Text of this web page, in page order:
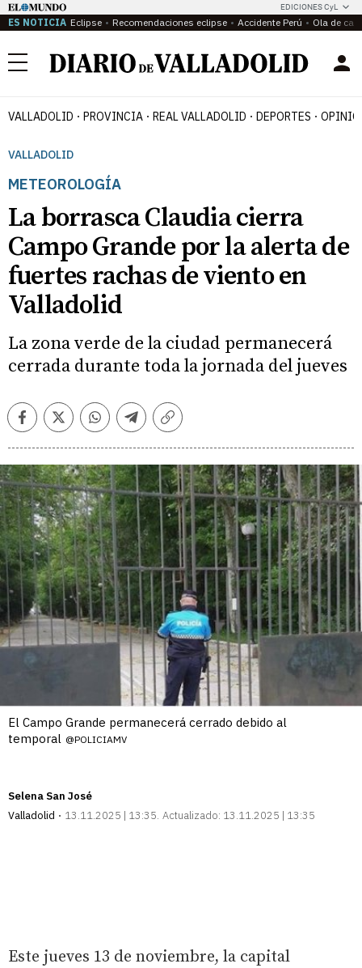
EDICIONES CyL
ES NOTICIA Eclipse Recomendaciones eclipse Accidente Perú Ola de
Menú
VALLADOLID PROVINCIA REAL VALLADOLID DEPORTES
VALLADOLID
METEOROLOGÍA
La borrasca Claudia cierra
Campo Grande por la alerta de
fuertes rachas de viento en
Valladolid
La zona verde de la ciudad permanecerá
cerrada durante toda la jornada del jueves
FacebookTwitterWhatsappTelegramCopiar
El Campo Grande permanecerá cerrado debido al
temporal @POLICIAMV
Selena San José
Valladolid
13.11.2025 | 13:35 Actualizado: 13.11.2025 | 13:35
Este jueves 13 de noviembre, la capital